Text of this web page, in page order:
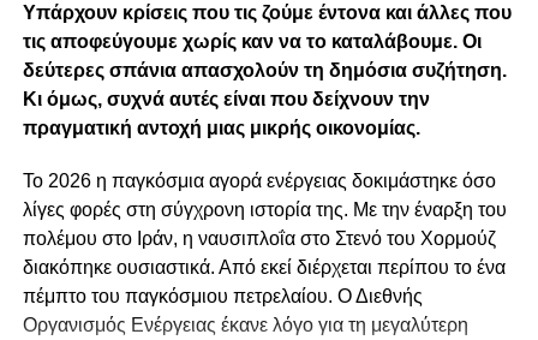
Υπάρχουν κρίσεις που τις ζούμε έντονα και άλλες που
τις αποφεύγουμε χωρίς καν να το καταλάβουμε. Οι
δεύτερες σπάνια απασχολούν τη δημόσια συζήτηση.
Κι όμως, συχνά αυτές είναι που δείχνουν την
πραγματική αντοχή μιας μικρής οικονομίας.
Το 2026 η παγκόσμια αγορά ενέργειας δοκιμάστηκε όσο
λίγες φορές στη σύγχρονη ιστορία της. Με την έναρξη του
πολέμου στο Ιράν, η ναυσιπλοΐα στο Στενό του Χορμούζ
διακόπηκε ουσιαστικά. Από εκεί διέρχεται περίπου το ένα
πέμπτο του παγκόσμιου πετρελαίου. Ο Διεθνής
Οργανισμός Ενέργειας έκανε λόγο για τη μεγαλύτερη